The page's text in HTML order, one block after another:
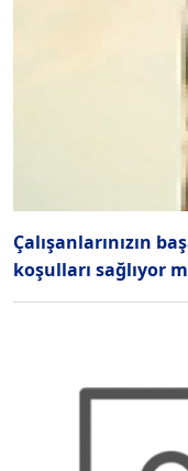
Çalışanlarınızın
koşulları sağlıyor